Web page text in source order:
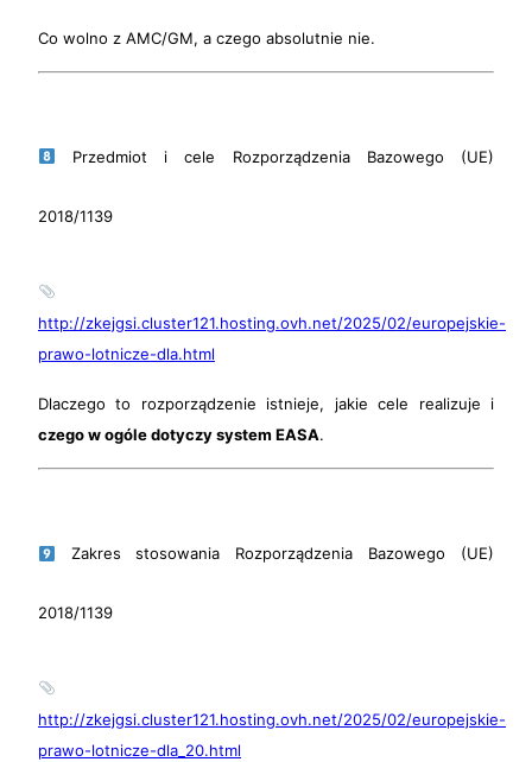
Co wolno z AMC/GM, a czego absolutnie nie.
Przedmiot i cele Rozporządzenia Bazowego (UE)
2018/1139
http://zkejgsi.cluster121.hosting.ovh.net/2025/02/europejskie-
prawo-lotnicze-dla.html
Dlaczego to rozporządzenie istnieje, jakie cele realizuje i
czego w ogóle dotyczy system EASA.
Zakres stosowania Rozporządzenia Bazowego (UE)
2018/1139
http://zkejgsi.cluster121.hosting.ovh.net/2025/02/europejskie-
prawo-lotnicze-dla_20.html